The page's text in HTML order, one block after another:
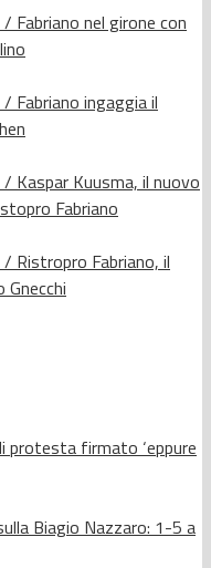
Fabriano nel girone con
Fabriano ingaggia il
Kaspar Kuusma, il nuovo
Fabriano
Ristropro Fabriano, il
protesta firmato ‘eppure
Biagio Nazzaro: 1-5 a